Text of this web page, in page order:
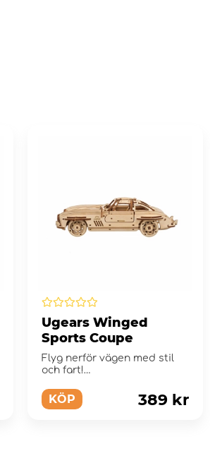
Ugears Winged
Sports Coupe
Flyg nerför vägen med stil
och fart!
KÖP 389 kr